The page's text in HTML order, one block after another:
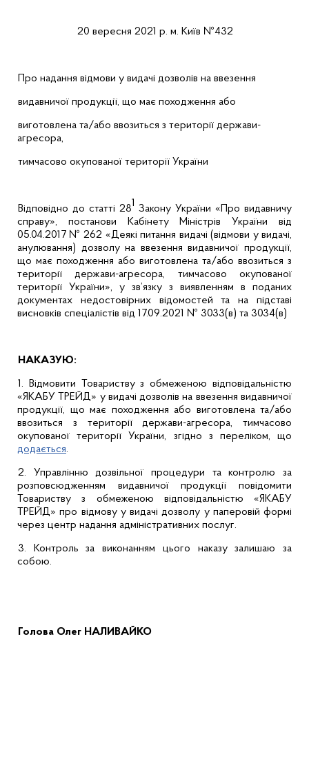
20 вересня 2021 р. м. Київ №432
Про надання відмови у видачі дозволів на ввезення
видавничої продукції, що має походження або
виготовлена та/або ввозиться з території держави-
агресора,
тимчасово окупованої території України
Відповідно до статті 281 Закону України «Про видавничу
справу», постанови Кабінету Міністрів України від
05.04.2017 № 262 «Деякі питання видачі (відмови у видачі,
анулювання) дозволу на ввезення видавничої продукції,
що має походження або виготовлена та/або ввозиться з
території держави-агресора, тимчасово окупованої
території України», у зв’язку з виявленням в поданих
документах недостовірних відомостей та на підставі
висновків спеціалістів від 17.09.2021 № 3033(в) та 3034(в)
НАКАЗУЮ:
1. Відмовити Товариству з обмеженою відповідальністю
«ЯКАБУ ТРЕЙД» у видачі дозволів на ввезення видавничої
продукції, що має походження або виготовлена та/або
ввозиться з території держави-агресора, тимчасово
окупованої території України, згідно з переліком, що
додається.
2. Управлінню дозвільної процедури та контролю за
розповсюдженням видавничої продукції повідомити
Товариству з обмеженою відповідальністю «ЯКАБУ
ТРЕЙД» про відмову у видачі дозволу у паперовій формі
через центр надання адміністративних послуг.
3. Контроль за виконанням цього наказу залишаю за
собою.
Голова Олег НАЛИВАЙКО